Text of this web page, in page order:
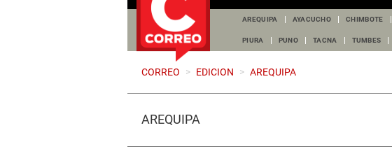
AREQUIPA AYACUCHO CHIMBOTE
PIURA PUNO TACNA TUMBES
CORREO > EDICION > AREQUIPA
AREQUIPA